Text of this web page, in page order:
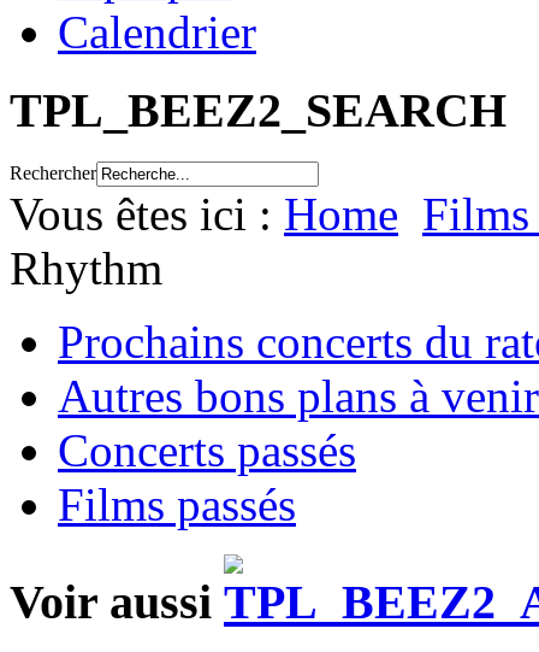
Calendrier
TPL_BEEZ2_SEARCH
Rechercher
Vous êtes ici : Home Films
Rhythm
Prochains concerts du
Autres bons plans à venir
Concerts passés
Films passés
Voir aussi